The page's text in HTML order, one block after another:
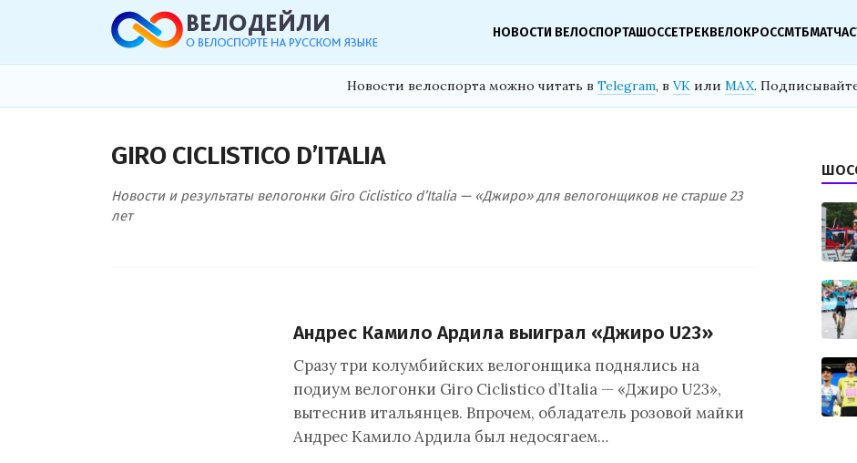
НОВОСТИ ВЕЛОСПОРТАШОССЕТРЕКВЕЛОКРОССМТБ
Новости велоспорта можно читать в Telegram, в VK или MAX.
GIRO CICLISTICO D’ITALIA
Новости и результаты велогонки Giro Ciclistico d’Italia — «Джиро» для велогонщиков не старше 23
лет
Андрес Камило Ардила выиграл «Джиро U23»
Сразу три колумбийских велогонщика поднялись на
подиум велогонки Giro Ciclistico d’Italia — «Джиро U23»,
вытеснив итальянцев. Впрочем, обладатель розовой майки
Андрес Камило Ардила был недосягаем…